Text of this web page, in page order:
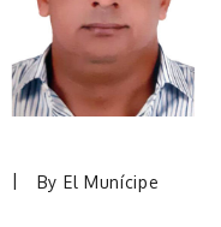
By El Munícipe